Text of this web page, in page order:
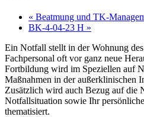
« Beatmung und TK-
BK-4-04-23 H »
Ein Notfall stellt in der Wohnung
Fachpersonal oft vor ganz neue
Fortbildung wird im Speziellen auf
Maßnahmen in der außerklinischen
Zusätzlich wird auch Bezug auf die
Notfallsituation sowie Ihr
thematisiert.